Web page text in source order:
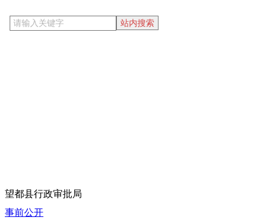
望都县行政审批局
事前公开